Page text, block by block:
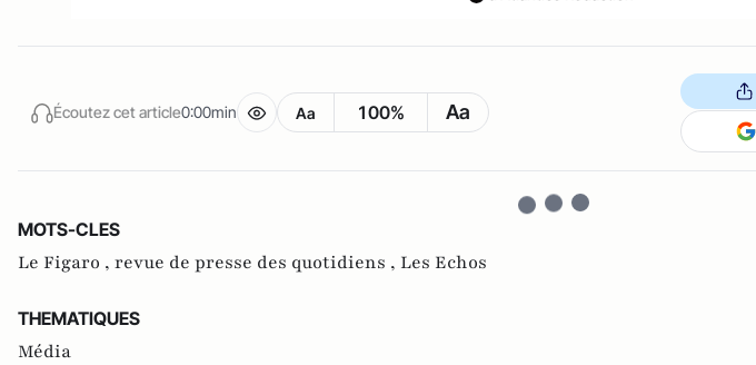
Écoutez cet article0:00min Aa 100% Aa
MOTS-CLES
Le Figaro , revue de presse des quotidiens , Les Echos
THEMATIQUES
Média